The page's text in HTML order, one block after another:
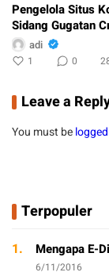
Pengelola Situs
Sidang Gugatan
adi
1 0
Leave a
You must be
Terpopuler
1. Mengapa E-
6/11/2016